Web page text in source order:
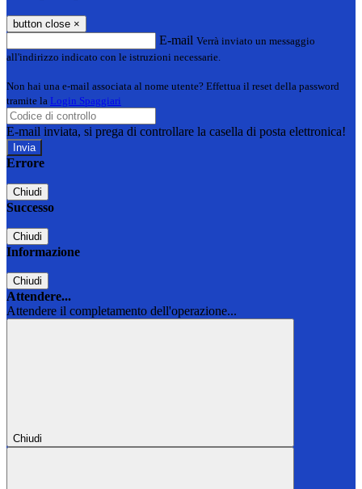
button close ×
E-mail Verrà inviato un messaggio
all'indirizzo indicato con le istruzioni necessarie.
Non hai una e-mail associata al nome utente? Effettua il reset della password
tramite la Login Spaggiari
E-mail inviata, si prega di controllare la casella di posta elettronica!
Errore
Chiudi
Successo
Chiudi
Informazione
Chiudi
Attendere...
Attendere il completamento dell'operazione...
Chiudi